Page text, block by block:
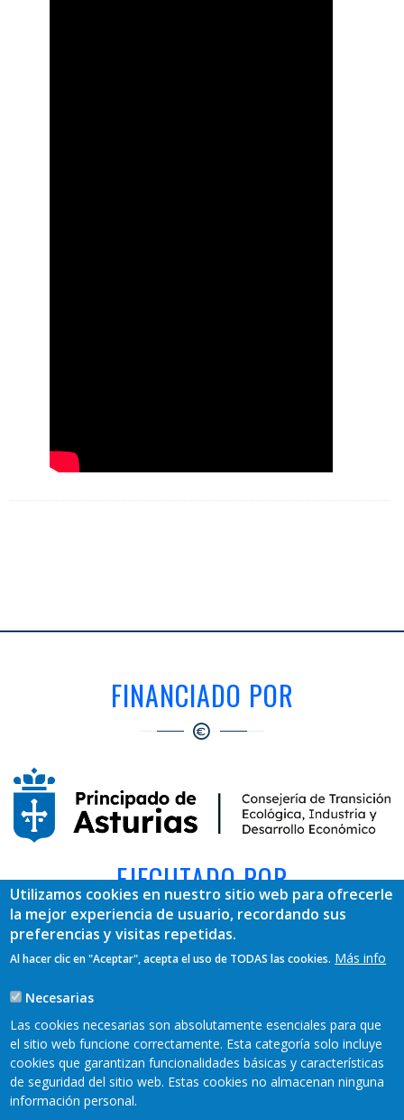
FINANCIADO POR
EJECUTADO POR
REDES SOCIALES
Utilizamos cookies en nuestro sitio web para ofrecerle
la mejor experiencia de usuario, recordando sus
preferencias y visitas repetidas.
Al hacer clic en "Aceptar", acepta el uso de TODAS las cookies. Más info
Necesarias
Las cookies necesarias son absolutamente esenciales para que
el sitio web funcione correctamente. Esta categoría solo incluye
cookies que garantizan funcionalidades básicas y características
de seguridad del sitio web. Estas cookies no almacenan ninguna
información personal.